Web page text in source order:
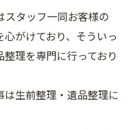
スタッフ一同お客様の
がけており、そういっ
理を専門に行っており
は生前整理・遺品整理に